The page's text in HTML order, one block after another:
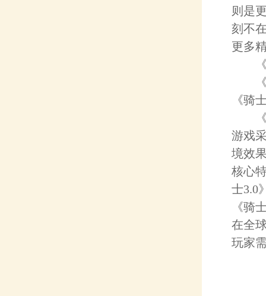
则是
刻不
更多
《
《
《骑
《骑
游戏
境效
核心
士3.0
《骑
在全
玩家